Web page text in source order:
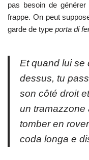
pas besoin de
frappe. On peut
garde de type porta di
Et quand lui se
dessus, tu
son côté droit
un tramazzone
tomber en
coda longa e